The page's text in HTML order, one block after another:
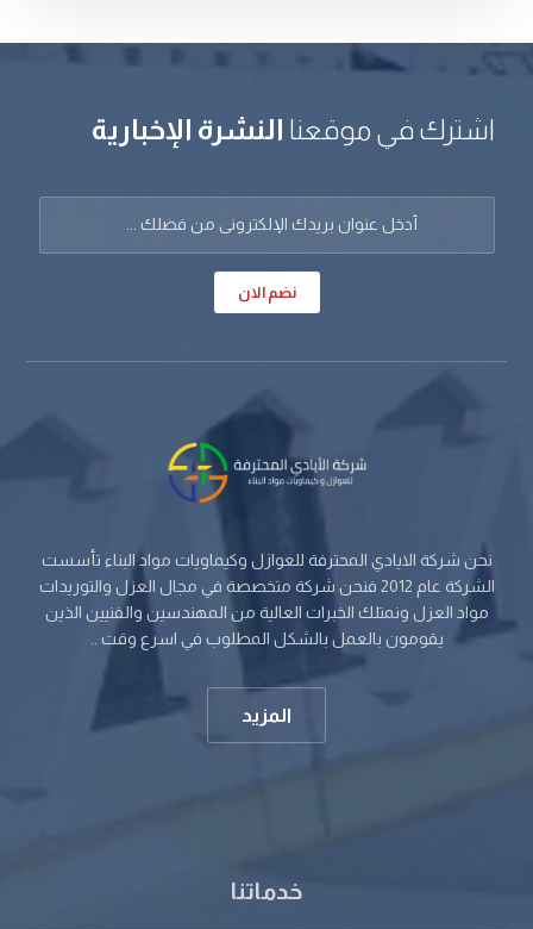
اشترك في موقعنا النشرة الإخبارية
نضم الان
نحن شركة الايادي المحترفة للعوازل وكيماويات مواد البناء تأسست
الشركة عام 2012 فنحن شركة متخصصة في مجال العزل والتوريدات
مواد العزل ونمتلك الخبرات العالية من المهندسين والفنيين الذين
يقومون بالعمل بالشكل المطلوب في اسرع وقت ..
المزيد
خدماتنا